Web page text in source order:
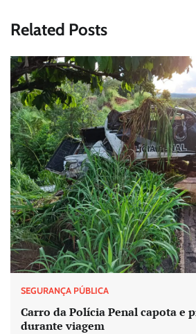
Related Posts
SEGURANÇA PÚBLICA
Carro da Polícia Penal capota e
durante viagem